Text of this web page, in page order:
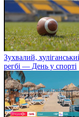
Зухвалий,
регбі — День у спорті